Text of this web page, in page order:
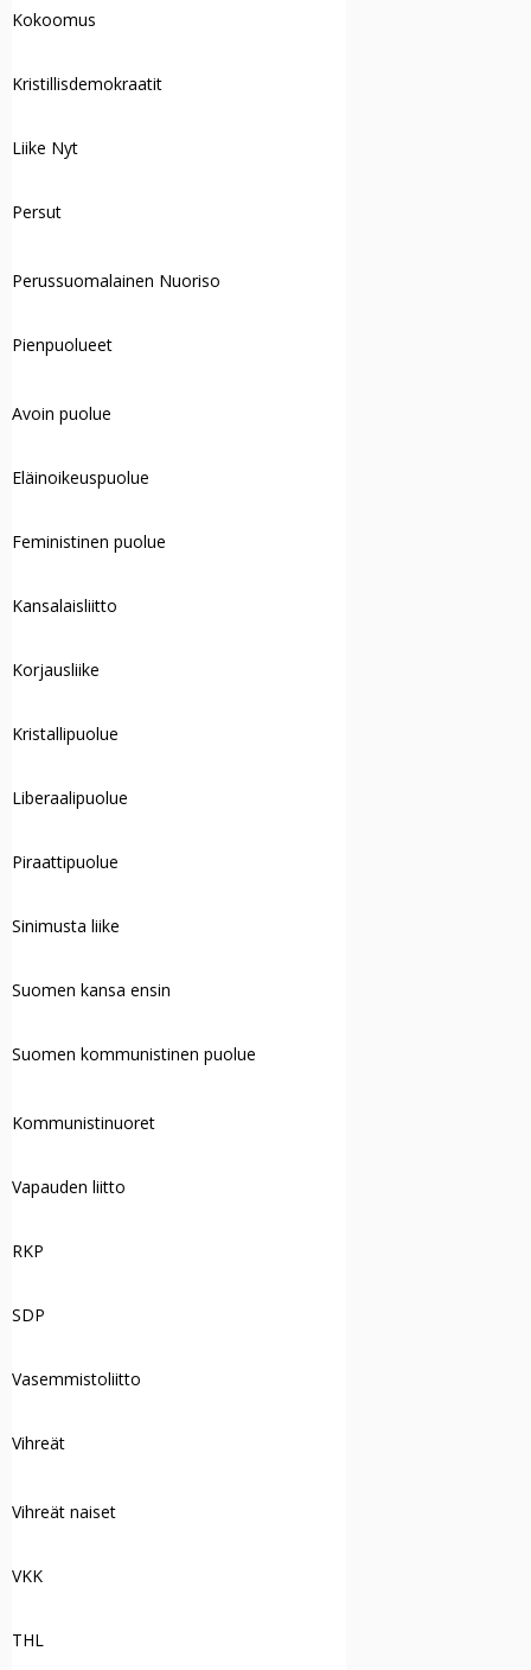
Kokoomus
Kristillisdemokraatit
Liike Nyt
Persut
Perussuomalainen Nuoriso
Pienpuolueet
Avoin puolue
Eläinoikeuspuolue
Feministinen puolue
Kansalaisliitto
Korjausliike
Kristallipuolue
Liberaalipuolue
Piraattipuolue
Sinimusta liike
Suomen kansa ensin
Suomen kommunistinen puolue
Kommunistinuoret
Vapauden liitto
RKP
SDP
Vasemmistoliitto
Vihreät
Vihreät naiset
VKK
THL